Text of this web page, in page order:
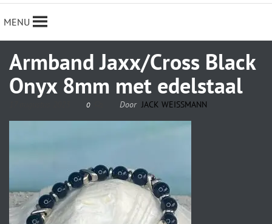
MENU
Armband Jaxx/Cross Black
Onyx 8mm met edelstaal
0 Door JACK WEISSMANN